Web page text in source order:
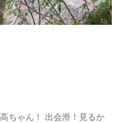
ちゃん！ 出会滑！見るか